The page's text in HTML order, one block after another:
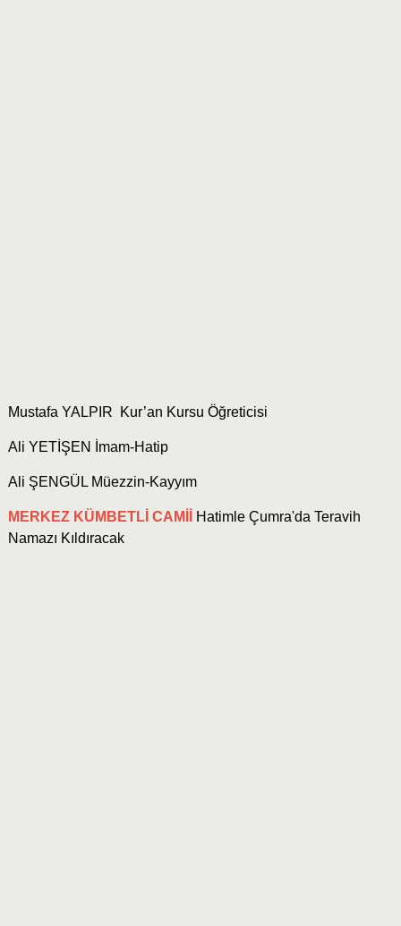
Mustafa YALPIR Kur’an Kursu Öğreticisi
Ali YETİŞEN İmam-Hatip
Ali ŞENGÜL Müezzin-Kayyım
MERKEZ KÜMBETLİ CAMİİ
Hatimle Çumra'da Teravih
Namazı Kıldıracak